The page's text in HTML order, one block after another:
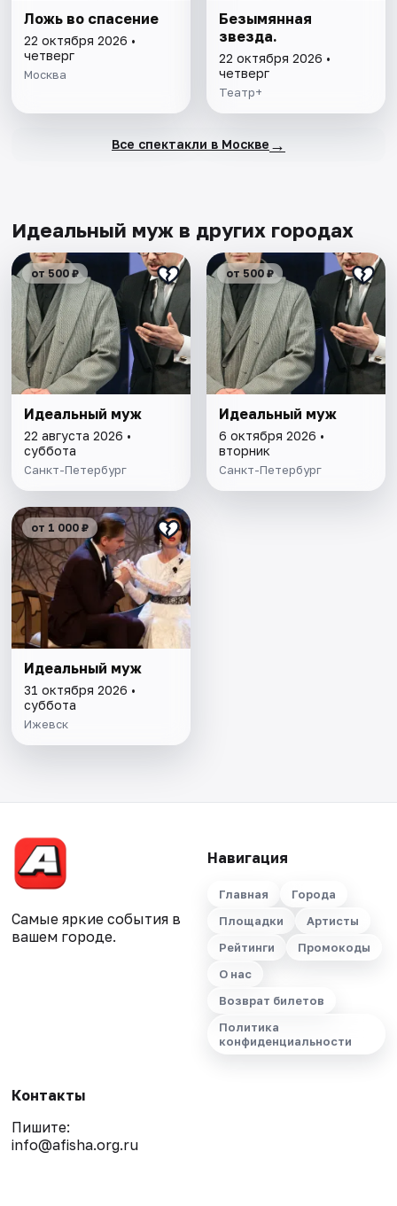
Ложь во спасение
22 октября 2026 •
четверг
Москва
Безымянная
звезда.
22 октября 2026 •
четверг
Театр+
Все спектакли в Москве →
Идеальный муж в других городах
от 500 ₽
Идеальный муж
22 августа 2026 •
суббота
Санкт-Петербург
от 500 ₽
Идеальный муж
6 октября 2026 •
вторник
Санкт-Петербург
от 1 000 ₽
Идеальный муж
31 октября 2026 •
суббота
Ижевск
Самые яркие события в
вашем городе.
Навигация
Главная
Города
Площадки
Артисты
Рейтинги
Промокоды
О нас
Возврат билетов
Политика
конфиденциальности
Контакты
Пишите:
info@afisha.org.ru